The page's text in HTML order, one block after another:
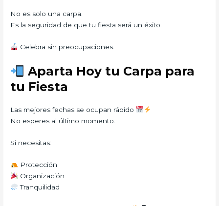
No es solo una carpa.
Es la seguridad de que tu fiesta será un éxito.
Celebra sin preocupaciones.
Aparta Hoy tu Carpa para
tu Fiesta
Las mejores fechas se ocupan rápido
No esperes al último momento.
Si necesitas:
Protección
Organización
Tranquilidad